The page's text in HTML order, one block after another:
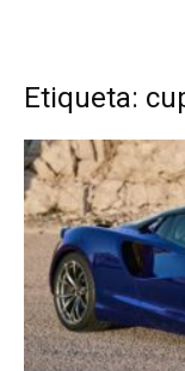
Etiqueta: